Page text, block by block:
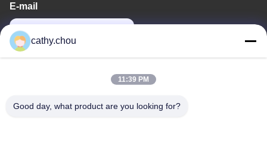
E-mail
cathy.chou
11:39 PM
Good day, what product are you looking for?